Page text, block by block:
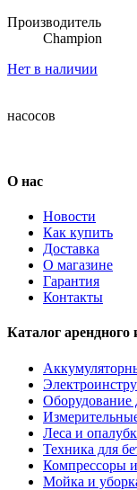
Производитель
Champion
Нет в наличии
насосов
О нас
Новости
Как купить
Доставка
О магазине
Гарантия
Контакты
Каталог арендного
Оборудование
Леса и
Техника для
Компрессоры
Мойка и